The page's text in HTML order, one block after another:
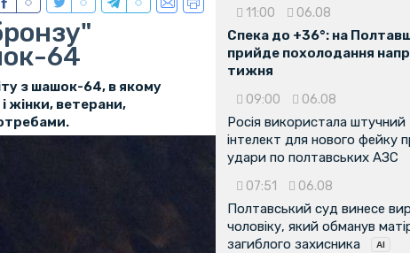
64
з шашок-64, в якому
жінки, ветерани,
11:00 06.08
Спека до +36°: на
прийде похолодання
тижня
09:00 06.08
Росія використала штучний
інтелект для нового фейку
удари по полтавських АЗС
07:51 06.08
Полтавський суд винесе
чоловіку, який обманув
загиблого захисника